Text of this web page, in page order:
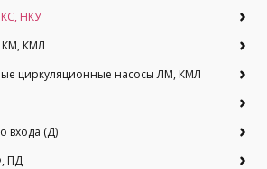
НКУ
КМ, КМЛ
циркуляционные насосы ЛМ, КМЛ
входа (Д)
ПД